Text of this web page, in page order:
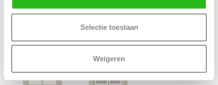
Selectie toestaan
Weigeren
Terug